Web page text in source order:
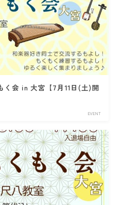
く会 in 大宮【7月11日(土)開
EVENT